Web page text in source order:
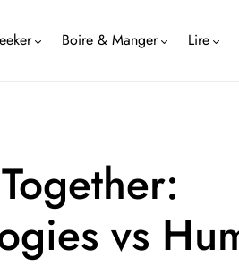
Boire & Manger Lire
vs